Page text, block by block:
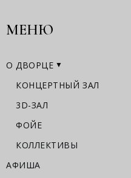
МЕНЮ
О ДВОРЦЕ
КОНЦЕРТНЫЙ ЗАЛ
3D-ЗАЛ
ФОЙЕ
КОЛЛЕКТИВЫ
АФИША